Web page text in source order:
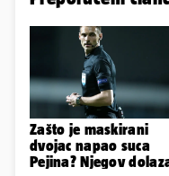
Zašto je maskirani
dvojac napao suca
Pejina? Njegov